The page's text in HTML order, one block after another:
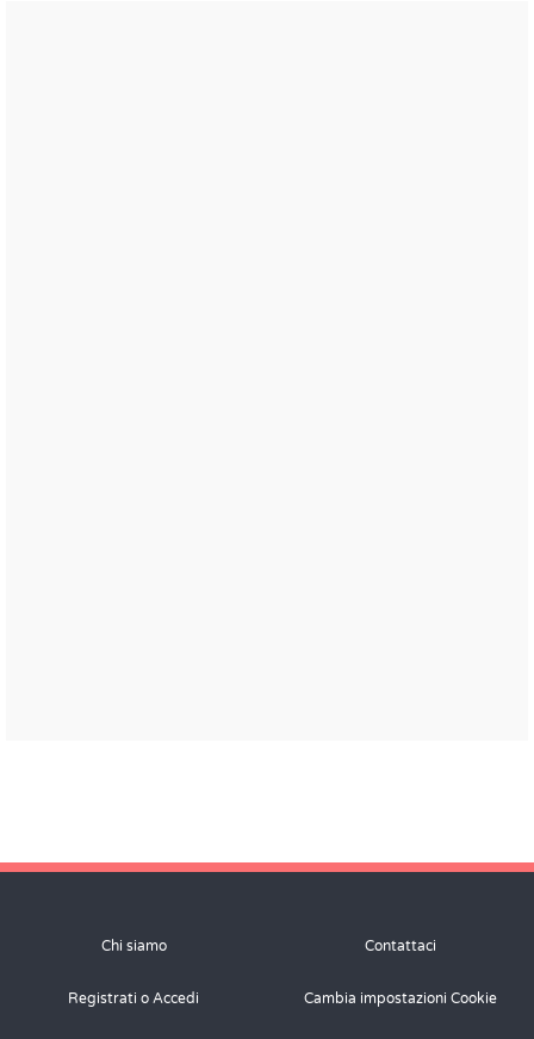
Chi siamo Contattaci
Registrati o Accedi Cambia impostazioni Cookie